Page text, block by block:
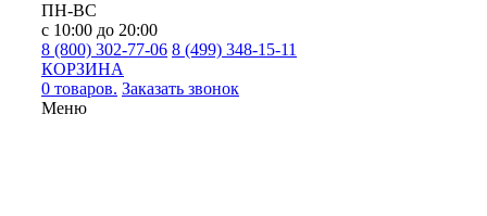
ПН-ВС
с 10:00 до 20:00
8 (800) 302-77-06 8 (499) 348-15-11
КОРЗИНА
0 товаров. Заказать звонок
Меню